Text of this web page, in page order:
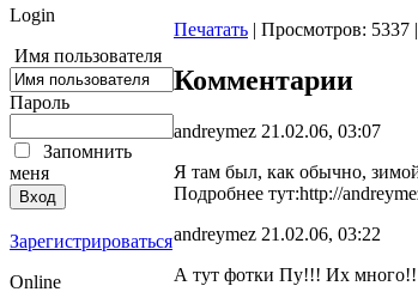
Login
Имя пользователя
Пароль
Запомнить
меня
Зарегистрироваться
Online
Печатать | Просмотров: 5337 |
Комментарии
andreymez 21.02.06, 03:07
Я там был, как обычно,
Подробнее тут:http://
andreymez 21.02.06, 03:22
А тут фотки Пу!!! Их